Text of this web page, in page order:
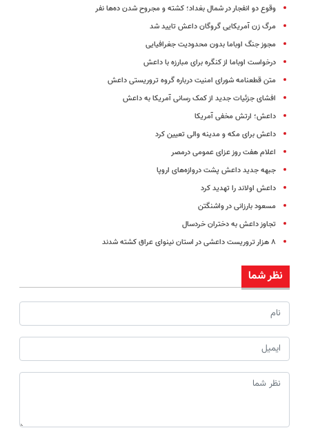
وقوع دو انفجار در شمال بغداد؛ کشته‌ و مجروح شدن ده‌ها نفر
مرگ زن آمریکایی گروگان داعش تایید شد
مجوز جنگ اوباما بدون محدودیت جغرافیایی
درخواست اوباما از کنگره برای مبارزه با داعش
متن قطعنامه شورای امنیت درباره گروه تروریستی داعش
افشای جزئیات جدید از کمک رسانی آمریکا به داعش
داعش؛ ارتش مخفی آمریکا
داعش برای مکه و مدینه والی تعیین کرد
اعلام هفت روز عزای عمومی درمصر
جبهه جدید داعش پشت دروازه‌های اروپا
داعش اولاند را تهدید کرد
مسعود بارزانی در واشنگتن
تجاوز داعش به دختران خردسال
۸ هزار تروریست داعشی در استان نینوای عراق کشته شدند
نظر شما